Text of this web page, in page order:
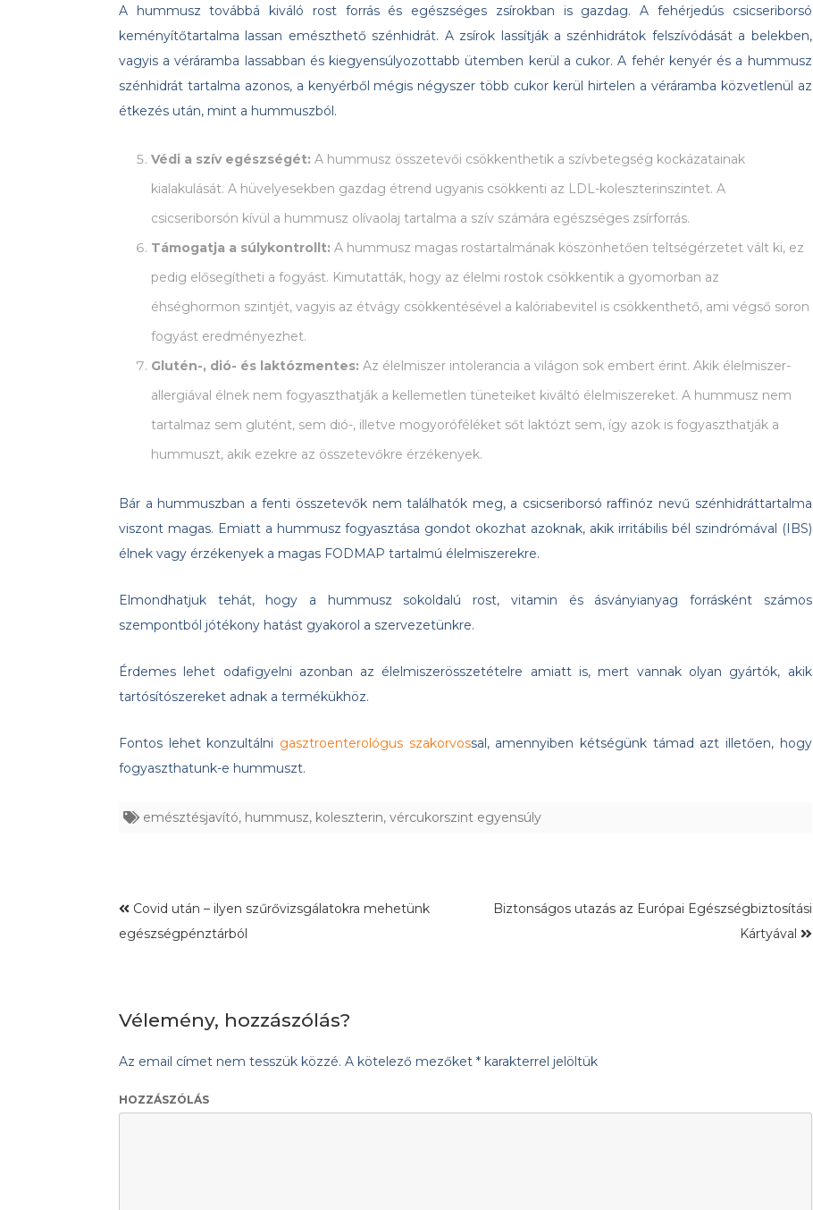
A hummusz továbbá kiváló rost forrás és egészséges zsírokban is gazdag. A fehérjedús csicseriborsó
keményítőtartalma lassan emészthető szénhidrát. A zsírok lassítják a szénhidrátok felszívódását a belekben,
vagyis a véráramba lassabban és kiegyensúlyozottabb ütemben kerül a cukor. A fehér kenyér és a hummusz
szénhidrát tartalma azonos, a kenyérből mégis négyszer több cukor kerül hirtelen a véráramba közvetlenül az
étkezés után, mint a hummuszból.
Védi a szív egészségét: A hummusz összetevői csökkenthetik a szívbetegség kockázatainak
kialakulását. A hüvelyesekben gazdag étrend ugyanis csökkenti az LDL-koleszterinszintet. A
csicseriborsón kívül a hummusz olívaolaj tartalma a szív számára egészséges zsírforrás.
Támogatja a súlykontrollt: A hummusz magas rostartalmának köszönhetően teltségérzetet vált ki, ez
pedig elősegítheti a fogyást. Kimutatták, hogy az élelmi rostok csökkentik a gyomorban az
éhséghormon szintjét, vagyis az étvágy csökkentésével a kalóriabevitel is csökkenthető, ami végső soron
fogyást eredményezhet.
Glutén-, dió- és laktózmentes: Az élelmiszer intolerancia a világon sok embert érint. Akik élelmiszer-
allergiával élnek nem fogyaszthatják a kellemetlen tüneteiket kiváltó élelmiszereket. A hummusz nem
tartalmaz sem glutént, sem dió-, illetve mogyoróféléket sőt laktózt sem, így azok is fogyaszthatják a
hummuszt, akik ezekre az összetevőkre érzékenyek.
Bár a hummuszban a fenti összetevők nem találhatók meg, a csicseriborsó raffinóz nevű szénhidráttartalma
viszont magas. Emiatt a hummusz fogyasztása gondot okozhat azoknak, akik irritábilis bél szindrómával (IBS)
élnek vagy érzékenyek a magas FODMAP tartalmú élelmiszerekre.
Elmondhatjuk tehát, hogy a hummusz sokoldalú rost, vitamin és ásványianyag forrásként számos
szempontból jótékony hatást gyakorol a szervezetünkre.
Érdemes lehet odafigyelni azonban az élelmiszerösszetételre amiatt is, mert vannak olyan gyártók, akik
tartósítószereket adnak a termékükhöz.
Fontos lehet konzultálni gasztroenterológus szakorvossal, amennyiben kétségünk támad azt illetően, hogy
fogyaszthatunk-e hummuszt.
emésztésjavító, hummusz, koleszterin, vércukorszint egyensúly
Covid után – ilyen szűrővizsgálatokra mehetünk
egészségpénztárból
Biztonságos utazás az Európai Egészségbiztosítási
Kártyával
Vélemény, hozzászólás?
Az email címet nem tesszük közzé. A kötelező mezőket * karakterrel jelöltük
HOZZÁSZÓLÁS